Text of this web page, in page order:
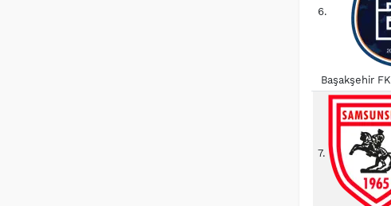
6.
Başakşehir FK
7.